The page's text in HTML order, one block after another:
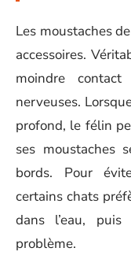
Les moustaches
accessoires.
moindre
nerveuses.
profond, le félin
ses moustaches
bords. Pour
certains chats
dans l’eau,
problème.